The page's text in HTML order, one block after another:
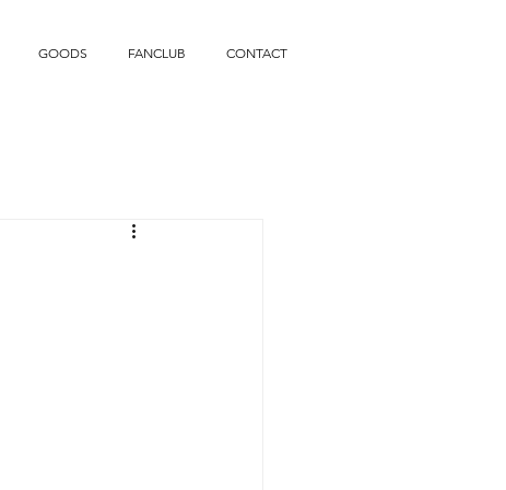
GOODS FANCLUB CONTACT